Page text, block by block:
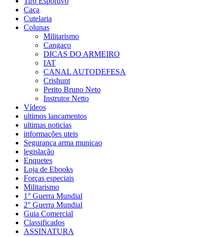
Caça
Cutelaria
Colunas
Militarismo
Cangaço
DICAS DO ARMEIRO
IAT
CANAL AUTODEFESA
Crishunt
Perito Bruno Neto
Instrutor Netto
Vídeos
ultimos lancamentos
ultimas noticias
informações uteis
Segurança arma municao
legislação
Enquetes
Loja de Ebooks
Forças especiais
Militarismo
1° Guerra Mundial
2° Guerra Mundial
Guia Comercial
Classificados
ASSINATURA